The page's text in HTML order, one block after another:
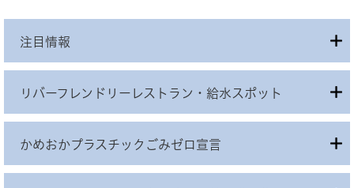
注目情報
リバーフレンドリーレストラン・給水スポット
かめおかプラスチックごみゼロ宣言